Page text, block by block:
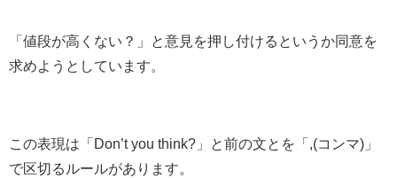
「値段が高くない？」と意見を押し付けるというか同意を
求めようとしています。
この表現は「Don’t you think?」と前の文とを 「,(コンマ)」
で区切るルールがあります。